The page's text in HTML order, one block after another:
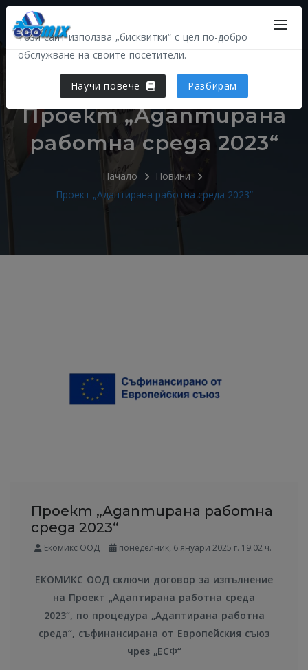
Този сайт използва „бисквитки“ с цел по-добро
обслужване на своите посетители.
Научи повече Разбирам
Проект „Адаптирана
работна среда 2023“
Начало
Новини
Проект „Адаптирана работна среда 2023“
Проект „Адаптирана работна
среда 2023“
Екомикс ООД понеделник, 6 януари 2025 г. 19:02 ч.
ЕКОМИКС ООД сключи договор за изпълнение
на Проект „Адаптирана работна среда
2023“, по процедура „Адаптирана работна
среда“, съфинансирана от Европейския съюз
чрез „ЕСФ“